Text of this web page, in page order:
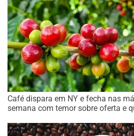
Café dispara em NY e fecha nas
semana com temor sobre oferta e